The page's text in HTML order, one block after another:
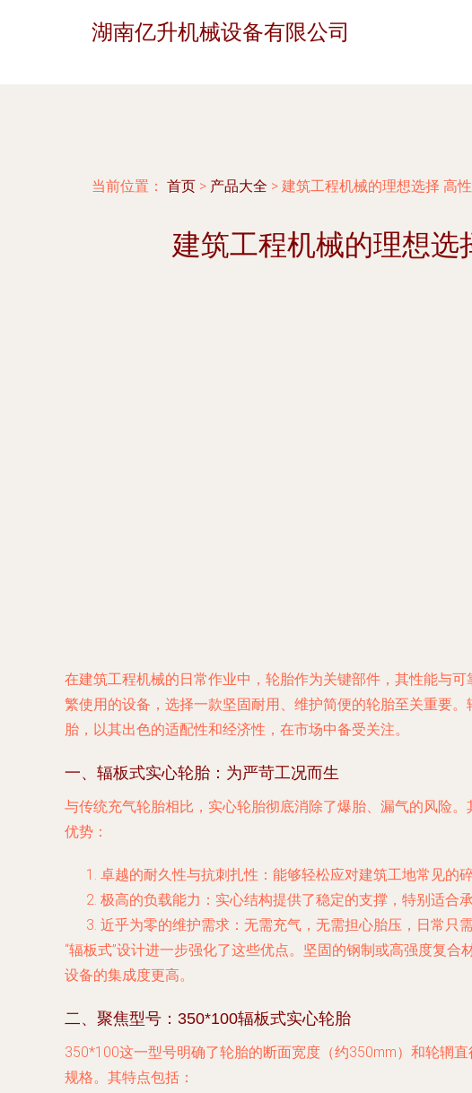
湖南亿升机械设备有限公司
当前位置： 首页 > 产品大全 > 建筑工程机械的理想选择 高
建筑工程机械的理想
在建筑工程机械的日常作业中，轮胎作为关键部件，其性能与
繁使用的设备，选择一款坚固耐用、维护简便的轮胎至关重要
胎，以其出色的适配性和经济性，在市场中备受关注。
一、辐板式实心轮胎：为严苛工况而生
与传统充气轮胎相比，实心轮胎彻底消除了爆胎、漏气的风险
优势：
卓越的耐久性与抗刺扎性 ：能够轻松应对建筑工地常见的
极高的负载能力 ：实心结构提供了稳定的支撑，特别适合
近乎为零的维护需求 ：无需充气，无需担心胎压，日常只
“辐板式”设计进一步强化了这些优点。坚固的钢制或高强度复
设备的集成度更高。
二、聚焦型号：350*100辐板式实心轮胎
350*100这一型号明确了轮胎的断面宽度（约350mm）和轮辋
规格。其特点包括：